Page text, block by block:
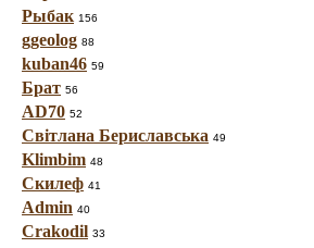
Рыбак 156
ggeolog 88
kuban46 59
Брат 56
AD70 52
Світлана Бериславська 49
Klimbim 48
Скилеф 41
Admin 40
Crakodil 33